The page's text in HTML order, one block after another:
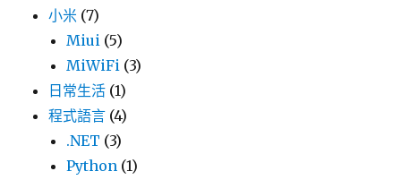
小米 (7)
Miui (5)
MiWiFi (3)
日常生活 (1)
程式語言 (4)
.NET (3)
Python (1)